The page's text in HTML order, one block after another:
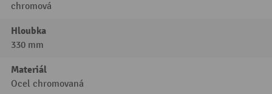
chromová
Hloubka
330 mm
Materiál
Ocel chromovaná